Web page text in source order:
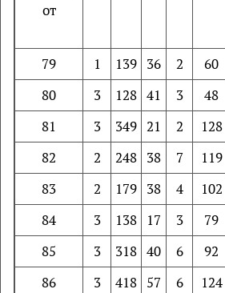
от
79 1 139 36 2 60
80
3 128 41 3 48
81
3 349 21 2 128
82
2 248 38 7 119
83
2 179 38 4 102
84
3 138 17 3 79
85
3 318 40 6 92
86
3 418 57 6 124